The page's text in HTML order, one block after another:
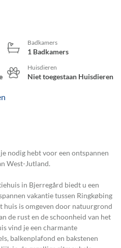
Badkamers
1 Badkamers
Huisdieren
Niet toegestaan Huisdieren
nodig hebt voor een ontspannen
West-Jutland.
in Bjerregård biedt u een
vakantie tussen Ringkøbing
huis is omgeven door natuurgrond
de rust en de schoonheid van het
vind je een charmante
balkenplafond en bakstenen